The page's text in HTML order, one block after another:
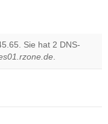
Sie hat 2 DNS-
.